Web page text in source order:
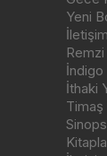
Yeni
İndigo
İthaki
Timaş